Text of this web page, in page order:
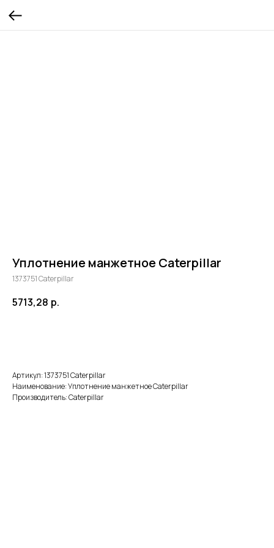
Уплотнение манжетное Caterpillar
1373751 Caterpillar
5713,28 р.
Артикул: 1373751 Caterpillar
Наименование: Уплотнение манжетное Caterpillar
Производитель: Caterpillar